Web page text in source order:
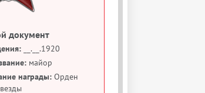
документ
__.__.1920
майор
награды: Орден